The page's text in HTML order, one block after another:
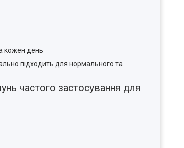
кожен день
підходить для нормального та
частого застосування для